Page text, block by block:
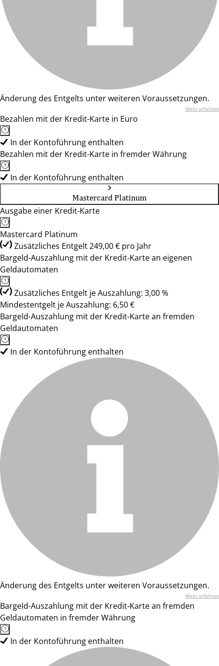
Änderung des Entgelts unter weiteren Voraussetzungen.
Mehr erfahren
Bezahlen mit der Kredit-Karte in Euro
In der Kontoführung enthalten
Bezahlen mit der Kredit-Karte in fremder Währung
In der Kontoführung enthalten
Mastercard Platinum
Ausgabe einer Kredit-Karte
Mastercard Platinum
Zusätzliches Entgelt 249,00 € pro Jahr
Bargeld-Auszahlung mit der Kredit-Karte an eigenen
Geldautomaten
Zusätzliches Entgelt je Auszahlung: 3,00 %
Mindestentgelt je Auszahlung: 6,50 €
Bargeld-Auszahlung mit der Kredit-Karte an fremden
Geldautomaten
In der Kontoführung enthalten
Änderung des Entgelts unter weiteren Voraussetzungen.
Mehr erfahren
Bargeld-Auszahlung mit der Kredit-Karte an fremden
Geldautomaten in fremder Währung
In der Kontoführung enthalten